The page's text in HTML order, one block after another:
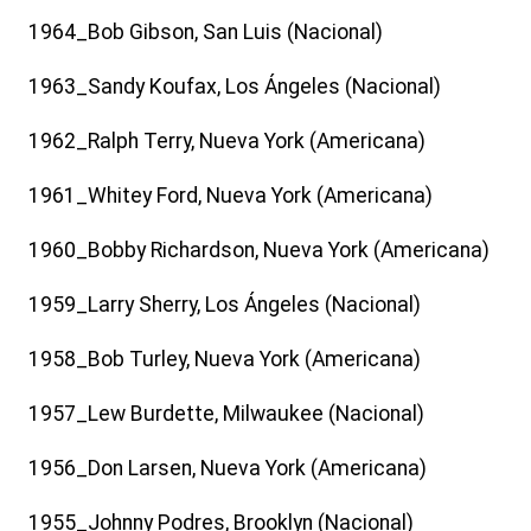
1964_Bob Gibson, San Luis (Nacional)
1963_Sandy Koufax, Los Ángeles (Nacional)
1962_Ralph Terry, Nueva York (Americana)
1961_Whitey Ford, Nueva York (Americana)
1960_Bobby Richardson, Nueva York (Americana)
1959_Larry Sherry, Los Ángeles (Nacional)
1958_Bob Turley, Nueva York (Americana)
1957_Lew Burdette, Milwaukee (Nacional)
1956_Don Larsen, Nueva York (Americana)
1955_Johnny Podres, Brooklyn (Nacional)